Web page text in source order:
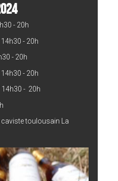
- 20h
- 20h
- 20h
- 20h
14h30 - 20h
toulousain La